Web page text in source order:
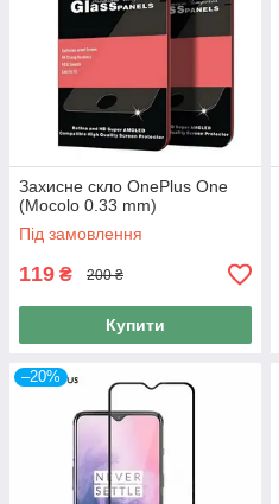
Захисне скло OnePlus One
(Mocolo 0.33 mm)
Під замовлення
119 ₴ 200 ₴
Купити
–20%